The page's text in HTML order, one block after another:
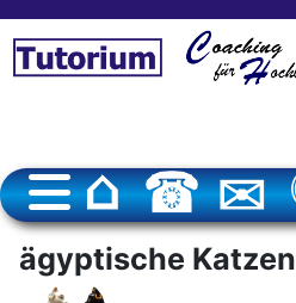
ägyptische Katzen